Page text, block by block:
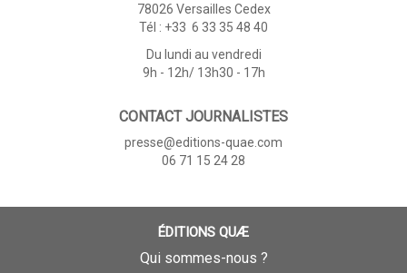
78026 Versailles Cedex
Tél : +33 6 33 35 48 40
Du lundi au vendredi
9h - 12h/ 13h30 - 17h
CONTACT JOURNALISTES
presse@editions-quae.com
06 71 15 24 28
ÉDITIONS QUÆ
Qui sommes-nous ?